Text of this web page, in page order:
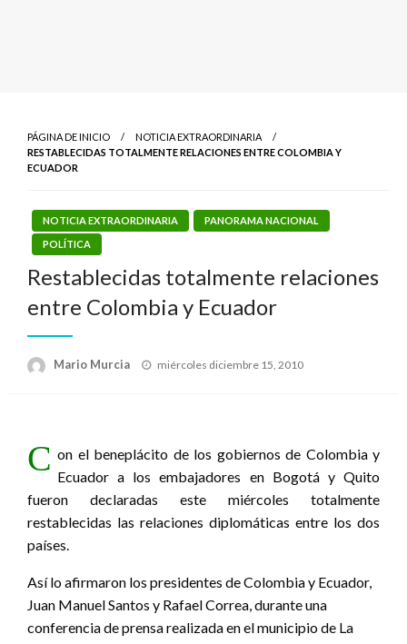
PÁGINA DE INICIO
NOTICIA EXTRAORDINARIA
RESTABLECIDAS TOTALMENTE RELACIONES ENTRE COLOMBIA Y
ECUADOR
NOTICIA EXTRAORDINARIA
PANORAMA NACIONAL
POLÍTICA
Restablecidas totalmente relaciones
entre Colombia y Ecuador
Mario Murcia
Publicado
miércoles diciembre 15, 2010
C on el beneplácito de los gobiernos de Colombia y
Ecuador a los embajadores en Bogotá y Quito
fueron declaradas este miércoles totalmente
restablecidas las relaciones diplomáticas entre los dos
países.
Así lo afirmaron los presidentes de Colombia y Ecuador,
Juan Manuel Santos y Rafael Correa, durante una
conferencia de prensa realizada en el municipio de La